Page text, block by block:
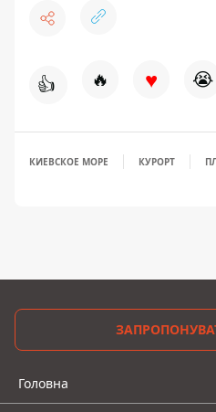
👍 🔥 ♥ 😭
КИЕВСКОЕ МОРЕ КУРОРТ
Головна